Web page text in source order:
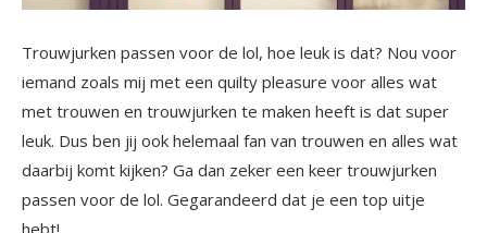
Trouwjurken passen voor de lol, hoe leuk is dat? Nou voor
iemand zoals mij met een quilty pleasure voor alles wat
met trouwen en trouwjurken te maken heeft is dat super
leuk. Dus ben jij ook helemaal fan van trouwen en alles wat
daarbij komt kijken? Ga dan zeker een keer trouwjurken
passen voor de lol. Gegarandeerd dat je een top uitje